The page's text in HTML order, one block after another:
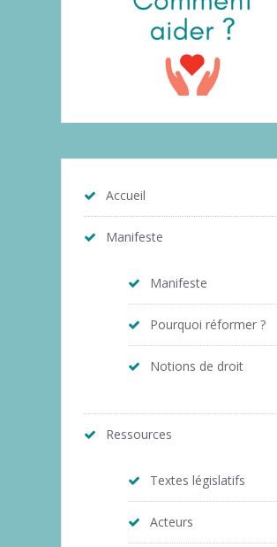
Accueil
Manifeste
Manifeste
Pourquoi réformer ?
Notions de droit
Ressources
Textes législatifs
Acteurs